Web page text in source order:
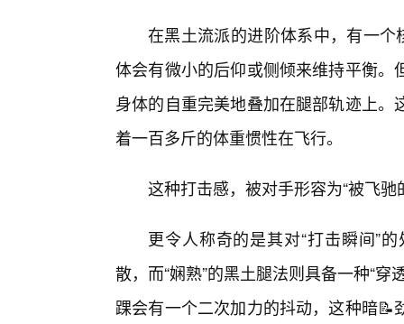
在黑土流派的进阶体系中，有一个
体会有微小的后仰或侧倾来维持平衡
身体的自重完美地叠加在腿部轨迹上
着一百多斤的体重惯性在飞行。
这种打击感，被对手形容为“被飞驰
更令人称奇的是其对“打击瞬间”
散，而“娴熟”的黑土腿法则具备一种“
踝会有一个二次加力的抖动，这种暗